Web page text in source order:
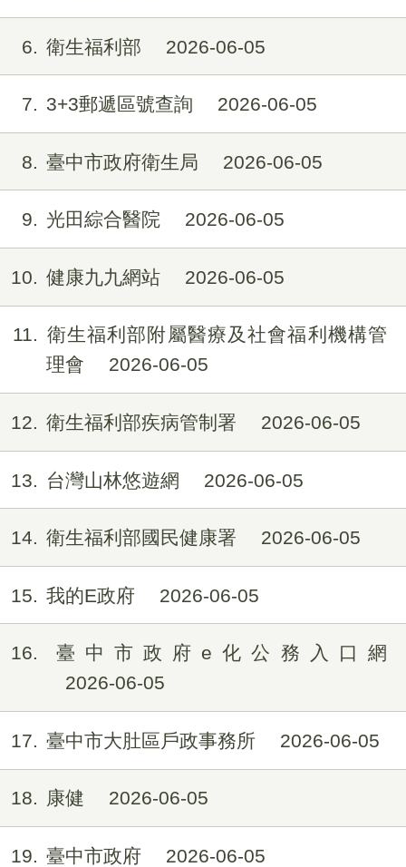
6 衛生福利部 2026-06-05
7 3+3郵遞區號查詢 2026-06-05
8 臺中市政府衛生局 2026-06-05
9 光田綜合醫院 2026-06-05
10 健康九九網站 2026-06-05
11
衛生福利部附屬醫療及社會福利機構管
理會
2026-06-05
12 衛生福利部疾病管制署 2026-06-05
13 台灣山林悠遊網 2026-06-05
14 衛生福利部國民健康署 2026-06-05
15 我的E政府 2026-06-05
16
臺中市政府e化公務入口網
2026-06-05
17 臺中市大肚區戶政事務所 2026-06-05
18 康健 2026-06-05
19 臺中市政府 2026-06-05